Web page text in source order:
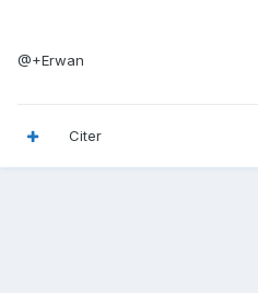
@+Erwan
Citer